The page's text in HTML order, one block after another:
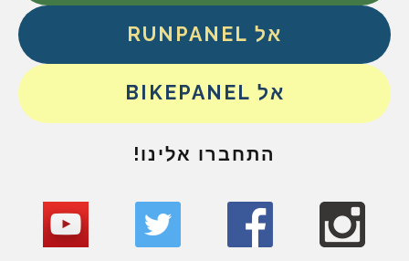
אל RUNPANEL
אל BIKEPANEL
התחברו אלינו!